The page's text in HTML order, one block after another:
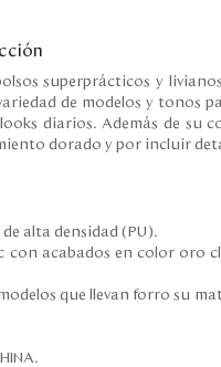
superprácticos y
de modelos y tonos
diarios. Además de su
dorado y por incluir
alta densidad (PU).
con acabados en color oro
con recubrimiento